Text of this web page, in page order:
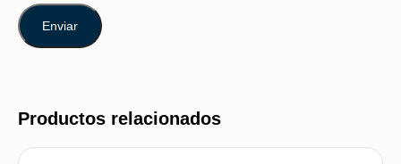
Productos relacionados